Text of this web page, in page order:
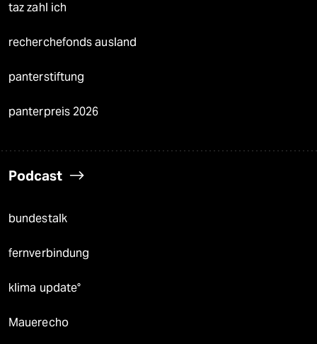
taz zahl ich
recherchefonds ausland
panterstiftung
panterpreis 2026
Podcast
bundestalk
fernverbindung
klima update°
Mauerecho